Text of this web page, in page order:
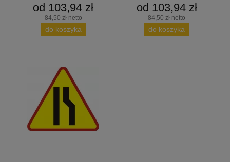
od 103,94 zł
84,50 zł netto
do koszyka
od 103,94 zł
84,50 zł netto
do koszyka